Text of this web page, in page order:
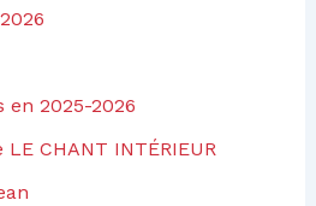
en 2025-2026
CHANT INTÉRIEUR